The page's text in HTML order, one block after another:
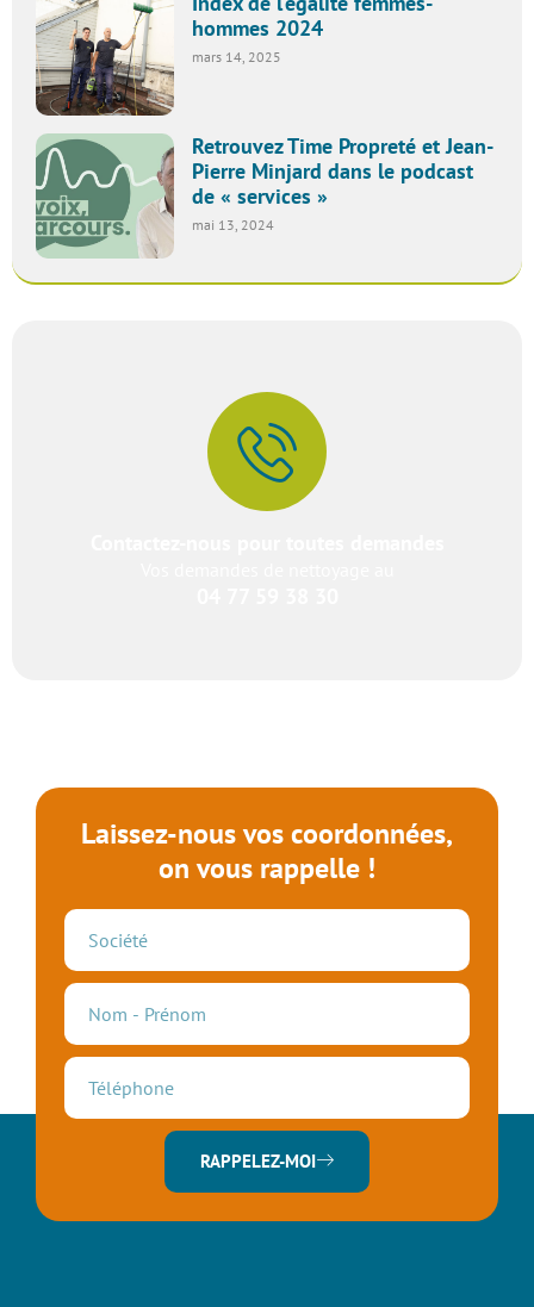
hommes 2024
mars 14, 2025
Retrouvez Time Propreté et Jean-
Pierre Minjard dans le podcast
de « services »
mai 13, 2024
Laissez-nous vos coordonnées,
on vous rappelle !
RAPPELEZ-MOI